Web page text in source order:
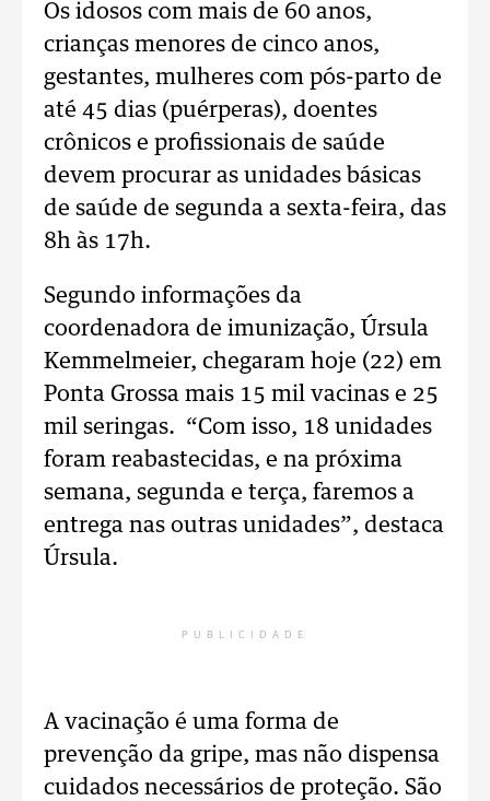
Os idosos com mais de 60 anos,
crianças menores de cinco anos,
gestantes, mulheres com pós-parto de
até 45 dias (puérperas), doentes
crônicos e profissionais de saúde
devem procurar as unidades básicas
de saúde de segunda a sexta-feira, das
8h às 17h.
Segundo informações da
coordenadora de imunização, Úrsula
Kemmelmeier, chegaram hoje (22) em
Ponta Grossa mais 15 mil vacinas e 25
mil seringas. “Com isso, 18 unidades
foram reabastecidas, e na próxima
semana, segunda e terça, faremos a
entrega nas outras unidades”, destaca
Úrsula.
PUBLICIDADE
A vacinação é uma forma de
prevenção da gripe, mas não dispensa
cuidados necessários de proteção. São